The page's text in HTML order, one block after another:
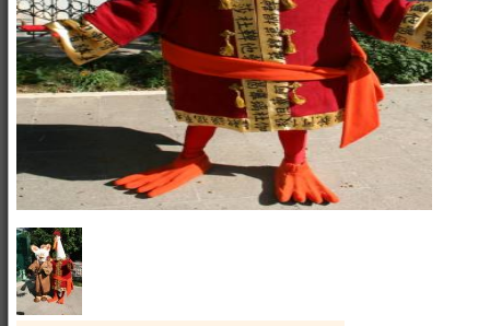
Show Kostümleri
Canlı Heykel Kostümleri
Kanatlar
Hizmetlerimiz
Hakkımızda